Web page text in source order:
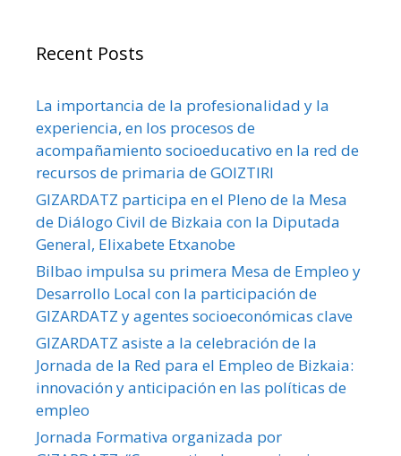
Recent Posts
La importancia de la profesionalidad y la
experiencia, en los procesos de
acompañamiento socioeducativo en la red de
recursos de primaria de GOIZTIRI
GIZARDATZ participa en el Pleno de la Mesa
de Diálogo Civil de Bizkaia con la Diputada
General, Elixabete Etxanobe
Bilbao impulsa su primera Mesa de Empleo y
Desarrollo Local con la participación de
GIZARDATZ y agentes socioeconómicas clave
GIZARDATZ asiste a la celebración de la
Jornada de la Red para el Empleo de Bizkaia:
innovación y anticipación en las políticas de
empleo
Jornada Formativa organizada por